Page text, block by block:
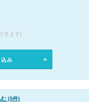
きます)
み
(5件)